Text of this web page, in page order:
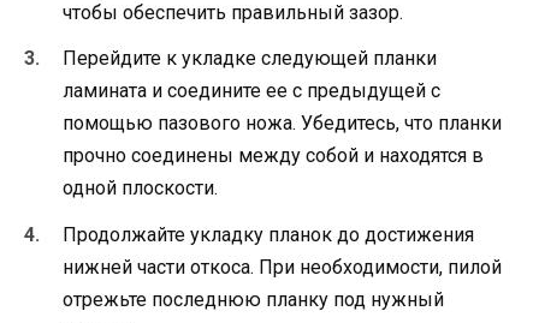
чтобы обеспечить правильный зазор.
Перейдите к укладке следующей планки
ламината и соедините ее с предыдущей с
помощью пазового ножа. Убедитесь, что планки
прочно соединены между собой и находятся в
одной плоскости.
Продолжайте укладку планок до достижения
нижней части откоса. При необходимости, пилой
отрежьте последнюю планку под нужный